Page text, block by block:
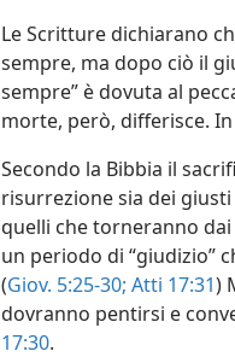
Le Scritture dichiarano
sempre, ma dopo ciò il
sempre” è dovuta al
morte, però, differisce.
Secondo la Bibbia il
risurrezione sia dei
quelli che torneranno
un periodo di “giudizio”
(Giov. 5:25-30; Atti 17:31)
dovranno pentirsi e
17:30.